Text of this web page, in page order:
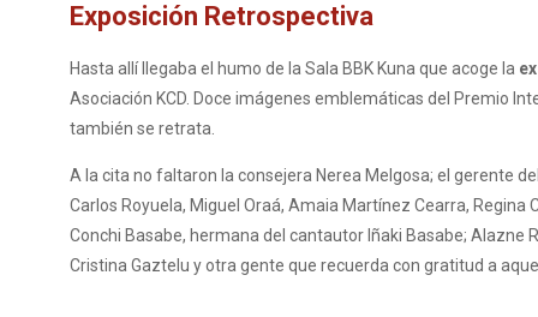
Exposición Retrospectiva
Hasta allí llegaba el humo de la Sala BBK Kuna que acoge la
Asociación KCD. Doce imágenes emblemáticas del Premio
también se retrata.
A la cita no faltaron la consejera Nerea Melgosa; el gerente
Carlos Royuela, Miguel Oraá, Amaia Martínez Cearra, Regina
Conchi Basabe, hermana del cantautor Iñaki Basabe; Alazne
Cristina Gaztelu y otra gente que recuerda con gratitud a